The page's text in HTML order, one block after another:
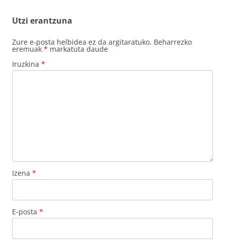
Utzi erantzuna
Zure e-posta helbidea ez da argitaratuko. Beharrezko
eremuak * markatuta daude
Iruzkina *
Izena *
E-posta *